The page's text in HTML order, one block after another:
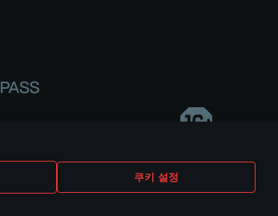
쿠키 설정